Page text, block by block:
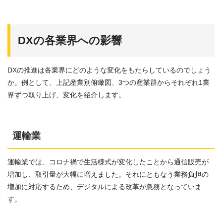
DXの各業界への影響
DXの推進は各業界にどのような変化をもたらしているのでしょう
か。例として、上記産業別俯瞰図、3つの産業群からそれぞれ1業
界ずつ取り上げ、変化を紹介します。
運輸業
運輸業では、コロナ禍で生活様式が変化したことから通信販売が
増加し、取引量が大幅に増えました。それにともなう業務負担の
増加に対応するため、デジタルによる改革が急務となっていま
す。